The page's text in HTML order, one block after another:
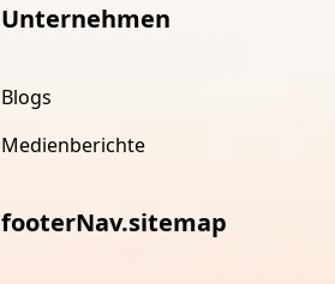
Unternehmen
Blogs
Medienberichte
footerNav.sitemap